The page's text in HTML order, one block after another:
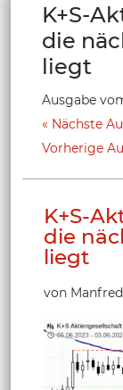
K+S-
die
liegt
Ausgabe
Nächste
Vorherige
K+S-
die
liegt
von